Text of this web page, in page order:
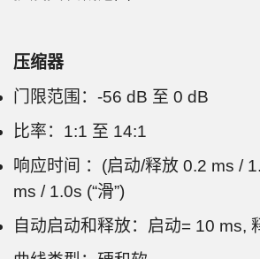
压缩器
门限范围：-56 dB 至 0 dB
比率：1:1 至 14:1
响应时间 ：(启动/释放 0.2 ms /
ms / 1.0s (“滑”)
自动启动和释放：启动= 10 ms,